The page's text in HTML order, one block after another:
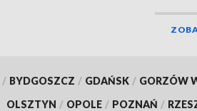
/ BYDGOSZCZ / GDAŃSK / GORZÓW
OLSZTYN / OPOLE / POZNAŃ /